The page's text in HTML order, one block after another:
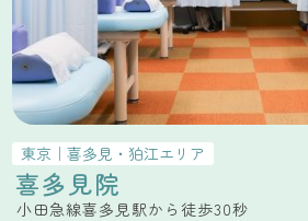
東京 ｜喜多見・狛江エリア
喜多見院
小田急線喜多見駅から徒歩30秒